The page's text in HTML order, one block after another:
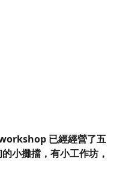
已經經營了五
小攤擋，有小工作坊，